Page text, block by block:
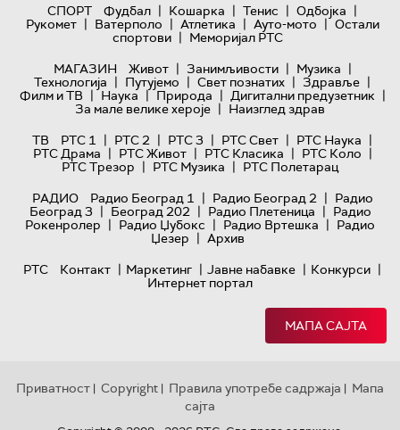
СПОРТ
Фудбал | Кошарка | Тенис | Одбојка |
Рукомет | Ватерполо | Атлетика | Ауто-мото | Остали
спортови | Меморијал РТС
МАГАЗИН
Живот | Занимљивости | Музика |
Технологијa | Путујемо | Свет познатих | Здравље |
Филм и ТВ | Наука | Природа | Дигитални предузетник |
За мале велике хероје | Наизглед здрав
ТВ
РТС 1 | РТС 2 | РТС 3 | РТС Свет | РТС Наука |
РТС Драма | РТС Живот | РТС Класика | РТС Коло |
РТС Трезор | РТС Музика | РТС Полетарац
РАДИО
Радио Београд 1 | Радио Београд 2 | Радио
Београд 3 | Београд 202 | Радио Плетеница | Радио
Рокенролер | Радио Џубокс | Радио Вртешка | Радио
Џезер | Архив
РТС
Контакт | Маркетинг | Јавне набавке | Конкурси |
Интернет портал
МАПА САЈТА
Приватност | Copyright | Правила употребе садржаја | Мапа
сајта